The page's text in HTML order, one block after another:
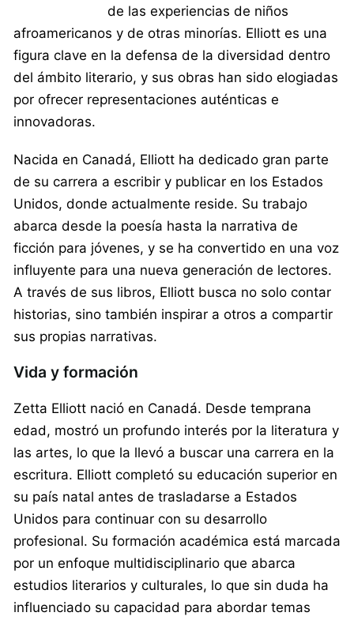
de las experiencias de niños
afroamericanos y de otras minorías. Elliott es una
figura clave en la defensa de la diversidad dentro
del ámbito literario, y sus obras han sido elogiadas
por ofrecer representaciones auténticas e
innovadoras.
Nacida en Canadá, Elliott ha dedicado gran parte
de su carrera a escribir y publicar en los Estados
Unidos, donde actualmente reside. Su trabajo
abarca desde la poesía hasta la narrativa de
ficción para jóvenes, y se ha convertido en una voz
influyente para una nueva generación de lectores.
A través de sus libros, Elliott busca no solo contar
historias, sino también inspirar a otros a compartir
sus propias narrativas.
Vida y formación
Zetta Elliott nació en Canadá. Desde temprana
edad, mostró un profundo interés por la literatura y
las artes, lo que la llevó a buscar una carrera en la
escritura. Elliott completó su educación superior en
su país natal antes de trasladarse a Estados
Unidos para continuar con su desarrollo
profesional. Su formación académica está marcada
por un enfoque multidisciplinario que abarca
estudios literarios y culturales, lo que sin duda ha
influenciado su capacidad para abordar temas